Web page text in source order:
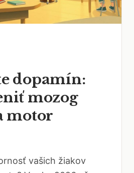
dopamín:
mozog
motor
vašich žiakov